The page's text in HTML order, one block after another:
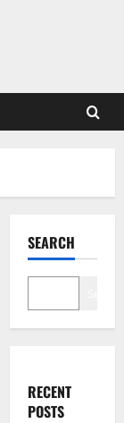
SEARCH
RECENT
POSTS